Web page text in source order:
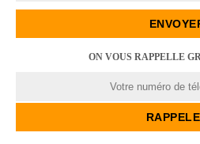
ON VOUS RAPPELLE